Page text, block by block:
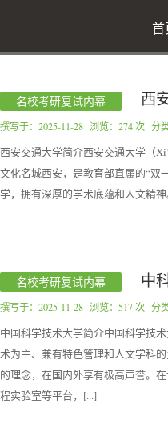
首
名校考研复试内幕 西
撰写于： 2025-11-28 浏览：274 次 分类
西安交通大学简介西安交通大学（
文化名城西安，是教育部直属的“双
学，拥有深厚的学术底蕴和人文精
名校考研复试内幕 中
撰写于： 2025-11-28 浏览：517 次 分类
中国科学技术大学简介中国科学技
术为主、兼有特色管理和人文学科
的理念，在国内外享有极高声誉。
程实验室等平台，[...]